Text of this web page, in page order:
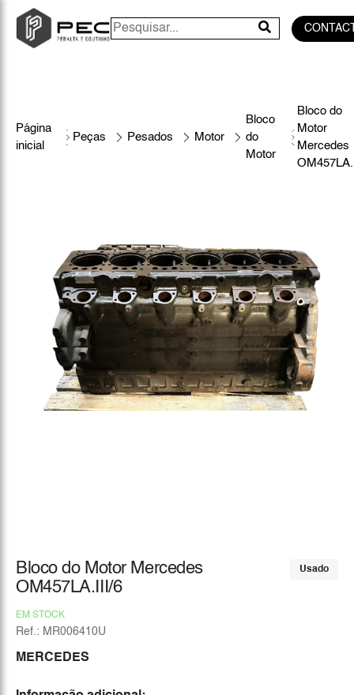
Página
inicial
Peças Pesados Motor
Bloco
do
Motor
Bloco do
Motor
Mercedes
Usado
Bloco do Motor Mercedes
OM457LA.III/6
EM STOCK
Ref.: MR006410U
MERCEDES